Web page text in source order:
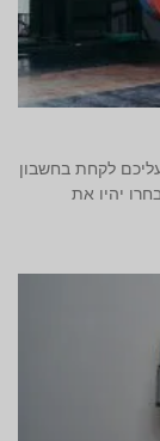
לקחת בחשבון
יהיו את